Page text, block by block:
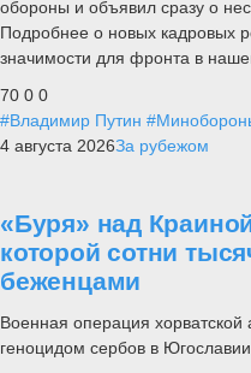
обороны и объявил сразу о
Подробнее о новых кадровых
значимости для фронта в
70 0 0
#Владимир Путин
4 августа 2026За рубежом
«Буря» над
которой сотни
беженцами
Военная операция
геноцидом сербов в